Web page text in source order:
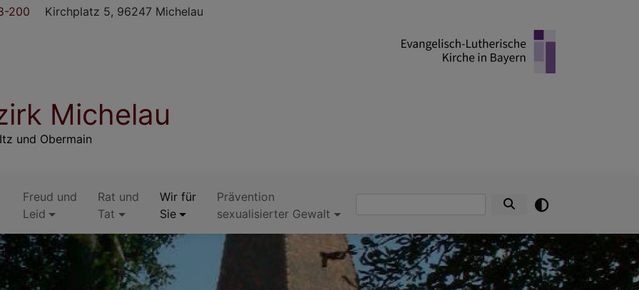
200 Kirchplatz 5, 96247 Michelau
Michelau
und Obermain
Freud und
Leid
Rat und
Tat
Wir für
Sie
Prävention
sexualisierter Gewalt